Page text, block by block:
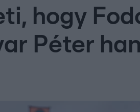
hogy
Péter